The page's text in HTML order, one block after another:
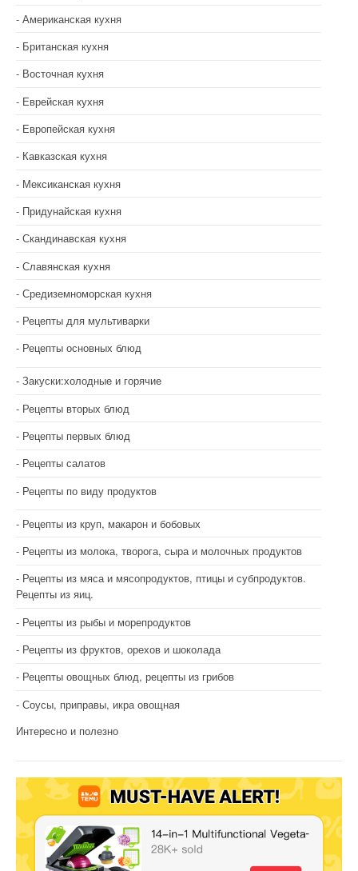
Американская кухня
Британская кухня
Восточная кухня
Еврейская кухня
Европейская кухня
Кавказская кухня
Мексиканская кухня
Придунайская кухня
Скандинавская кухня
Славянская кухня
Средиземноморская кухня
Рецепты для мультиварки
Рецепты основных блюд
Закуски:холодные и горячие
Рецепты вторых блюд
Рецепты первых блюд
Рецепты салатов
Рецепты по виду продуктов
Рецепты из круп, макарон и бобовых
Рецепты из молока, творога, сыра и молочных продуктов
Рецепты из мяса и мясопродуктов, птицы и субпродуктов.
Рецепты из яиц.
Рецепты из рыбы и морепродуктов
Рецепты из фруктов, орехов и шоколада
Рецепты овощных блюд, рецепты из грибов
Соусы, приправы, икра овощная
Интересно и полезно